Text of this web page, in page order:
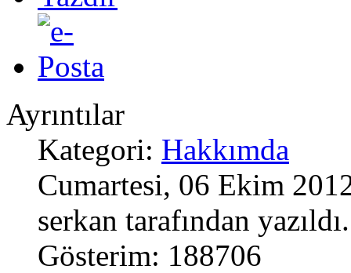
Ayrıntılar
Kategori: Hakkımda
Cumartesi, 06 Ekim
serkan tarafından yazıldı.
Gösterim: 188706